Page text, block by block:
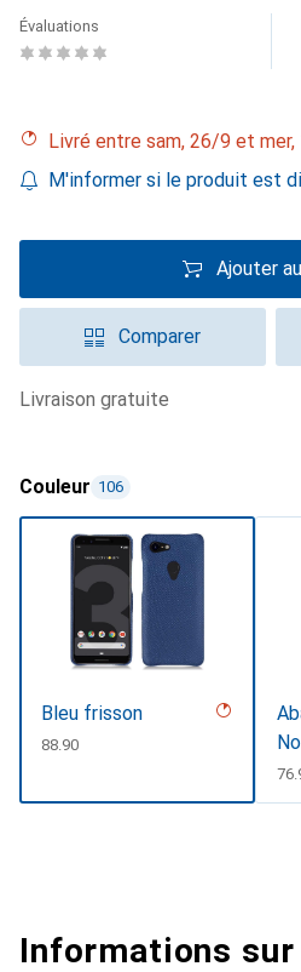
Évaluations
Livré entre sam, 26/9 et
M'informer si le produit est
Ajouter
Comparer
livraison gratuite
Couleur 106
Bleu frisson
CHF
88.90
Informations